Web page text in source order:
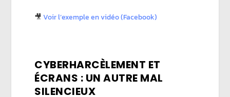
🎥Voir l’exemple en vidéo (Facebook)
CYBERHARCÈLEMENT ET
ÉCRANS : UN AUTRE MAL
SILENCIEUX